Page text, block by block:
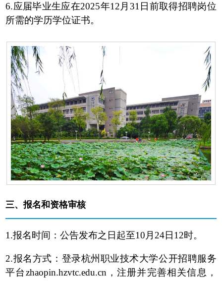
6.应届毕业生应在2025年12月31日前取得招聘岗位
所需的学历学位证书。
三、报名和资格审核
1.报名时间：公告发布之日起至10月24日12时。
2.报名方式：登录杭州职业技术大学公开招聘服务
平台zhaopin.hzvtc.edu.cn，注册并完善相关信息，